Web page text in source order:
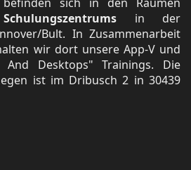
in der
Bult. In Zusammenarbeit
wir dort unsere App-V und
Desktops" Trainings. Die
ist im Dribusch 2 in 30439